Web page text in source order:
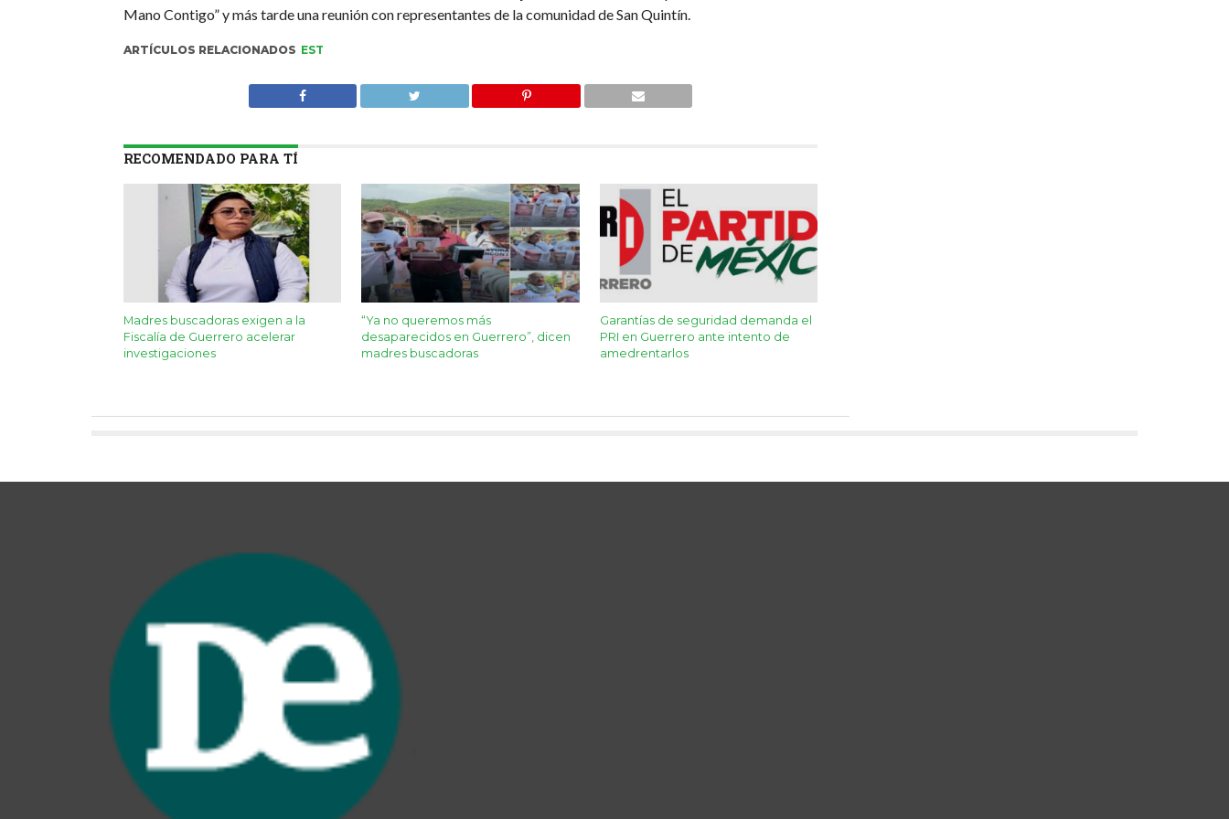
Mano Contigo” y más tarde una reunión con representantes de la comunidad de San Quintín.
ARTÍCULOS RELACIONADOS EST
RECOMENDADO PARA TÍ
Madres buscadoras exigen a la
Fiscalía de Guerrero acelerar
investigaciones
“Ya no queremos más
desaparecidos en Guerrero”, dicen
madres buscadoras
Garantías de seguridad demanda el
PRI en Guerrero ante intento de
amedrentarlos